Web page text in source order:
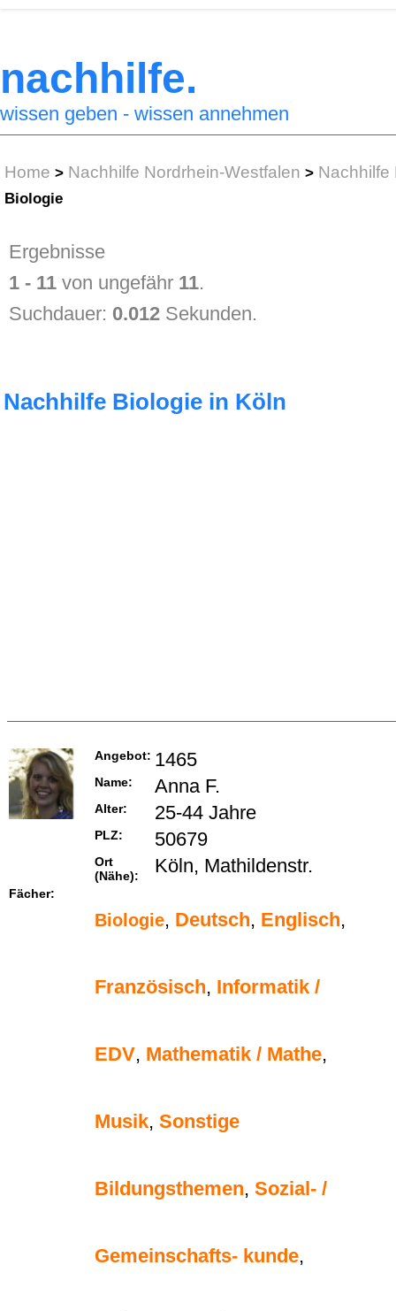
nachhilfe.
wissen geben - wissen annehmen
Home > Nachhilfe Nordrhein-Westfalen > Nachhilfe
Biologie
Ergebnisse
1 - 11 von ungefähr 11.
Suchdauer: 0.012 Sekunden.
Nachhilfe Biologie in Köln
Angebot: 1465
Name: Anna F.
Alter: 25-44 Jahre
PLZ: 50679
Ort
(Nähe):
Köln, Mathildenstr.
Fächer:
Biologie, Deutsch, Englisch,
Französisch, Informatik /
EDV, Mathematik / Mathe,
Musik, Sonstige
Bildungsthemen, Sozial- /
Gemeinschafts- kunde,